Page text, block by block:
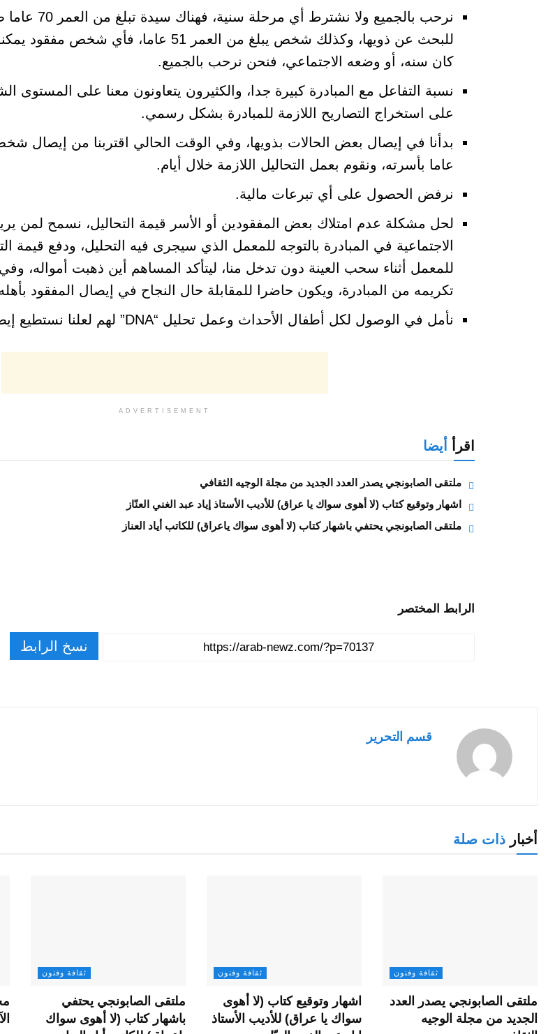
نرحب بالجميع ولا
للبحث عن ذويها، وكذلك شخص يبلغ من العمر 51 عاما،
كان سنه، أو وضعه الاجتماعي، فنحن نرحب بالجميع.
نسبة التفاعل مع المبادرة كبيرة جدا، والكثيرون يتعاونون معنا على المستوى
على استخراج التصاريح اللازمة للمبادرة بشكل رسمي.
عاما بأسرته، ونقوم بعمل التحاليل اللازمة خلال أيام.
نرفض الحصول على أي تبرعات مالية.
لحل مشكلة عدم امتلاك بعض المفقودين أو الأسر قيمة التحاليل، نسمح لمن
الاجتماعية في المبادرة بالتوجه للمعمل الذي سيجرى فيه التحليل، ودفع قيمة
للمعمل أثناء سحب العينة دون تدخل منا، ليتأكد المساهم أين ذهبت أمواله،
تكريمه من المبادرة، ويكون حاضرا للمقابلة حال النجاح في إيصال المفقود
نأمل في الوصول لكل أطفال الأحداث وعمل تحليل “DNA” لهم لعلنا نستطيع إيصالهم بذويهم.
ADVERTISEMENT
اقرأ أيضا
ملتقى الصابونجي يصدر العدد الجديد من مجلة الوجيه الثقافي
اشهار وتوقيع كتاب (لا أهوى سواك يا عراق) للأديب الأستاذ إياد عبد الغني العنّاز
ملتقى الصابونجي يحتفي باشهار كتاب (لا أهوى سواك ياعراق) للكاتب أياد العناز
الرابط المختصر
نسخ الرابط
قسم التحرير
أخبار ذات صلة
ثقافة وفنون
ملتقى الصابونجي يصدر العدد
الجديد من مجلة الوجيه
ثقافة وفنون
اشهار وتوقيع كتاب (لا أهوى
سواك يا عراق) للأديب الأستاذ
ثقافة وفنون
ملتقى الصابونجي يحتفي
باشهار كتاب (لا أهوى سواك